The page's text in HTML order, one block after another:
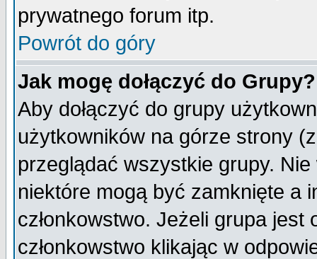
prywatnego forum itp.
Powrót do góry
Jak mogę dołączyć do Grupy?
Aby dołączyć do grupy
użytkowników na górze strony
przeglądać wszystkie grupy.
niektóre mogą być zamknięte a
członkowstwo. Jeżeli grupa
członkowstwo klikając w